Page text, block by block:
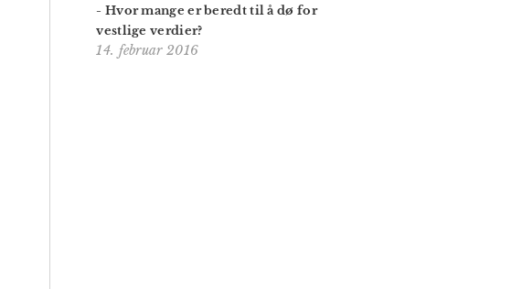
- Hvor mange er beredt til å dø for
vestlige verdier?
14. februar 2016